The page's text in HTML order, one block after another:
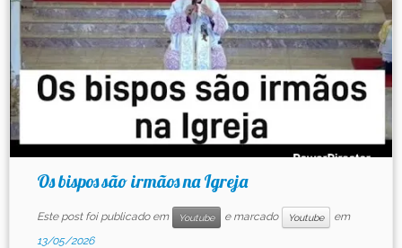
Os bispos são irmãos na Igreja
Este post foi publicado em Youtube e marcado Youtube
em
13/05/2026